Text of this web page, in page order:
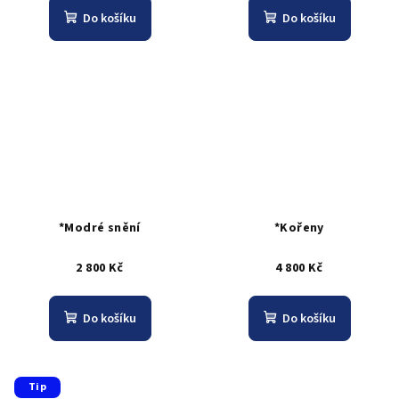
Do košíku Do košíku
*Modré snění
2 800 Kč
Do košíku
*Kořeny
4 800 Kč
Do košíku
Tip